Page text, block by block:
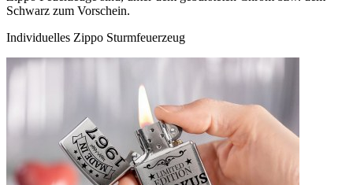
Schwarz zum Vorschein.
Individuelles Zippo Sturmfeuerzeug